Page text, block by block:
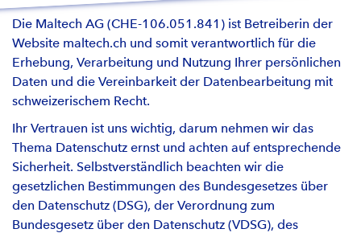
Die Maltech AG (CHE-106.051.841) ist Betreiberin der
Website maltech.ch und somit verantwortlich für die
Erhebung, Verarbeitung und Nutzung Ihrer persönlichen
Daten und die Vereinbarkeit der Datenbearbeitung mit
schweizerischem Recht.
Ihr Vertrauen ist uns wichtig, darum nehmen wir das
Thema Datenschutz ernst und achten auf entsprechende
Sicherheit. Selbstverständlich beachten wir die
gesetzlichen Bestimmungen des Bundesgesetzes über
den Datenschutz (DSG), der Verordnung zum
Bundesgesetz über den Datenschutz (VDSG), des